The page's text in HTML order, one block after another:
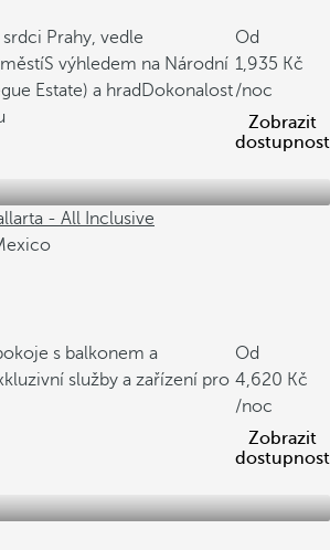
Prahy, vedle
S výhledem na Národní
Estate) a hrad Dokonalost
Od
1,935
/noc
Zobrazit
dostupnost
- All Inclusive
s balkonem a
služby a zařízení pro
Od
4,620
/noc
Zobrazit
dostupnost